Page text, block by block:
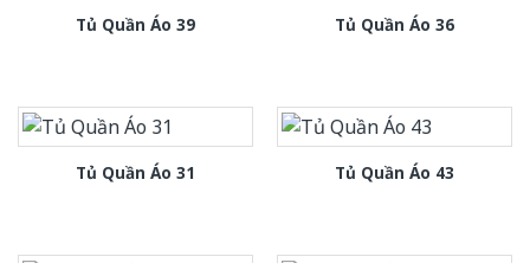
Tủ Quần Áo 39 Tủ Quần Áo 36
Tủ Quần Áo 31 Tủ Quần Áo 43